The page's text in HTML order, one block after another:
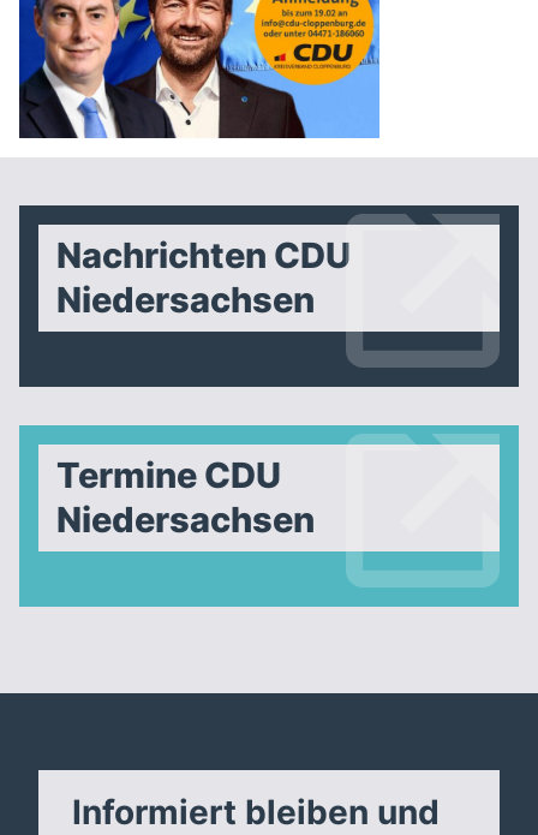
Nachrichten CDU
Niedersachsen
Termine CDU
Niedersachsen
Informiert bleiben und